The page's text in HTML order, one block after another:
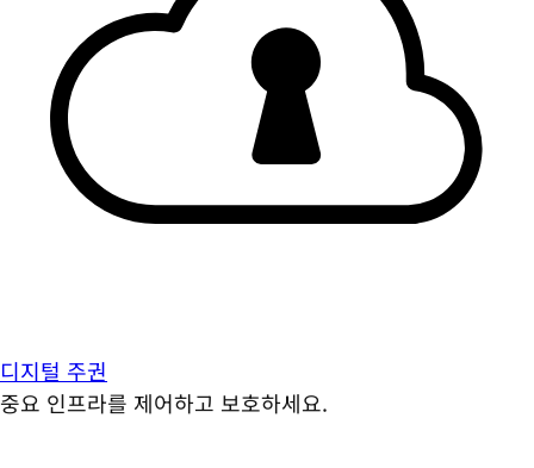
디지털 주권
중요 인프라를 제어하고 보호하세요.